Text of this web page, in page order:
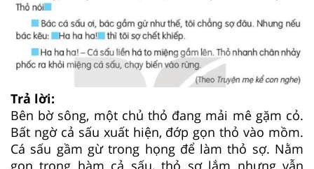
Trả lời:
Bên bờ sông, một chủ thỏ đang mải mê gặm cỏ.
Bất ngờ cả sấu xuất hiện, đớp gọn thỏ vào mồm.
Cá sấu gầm gừ trong họng để làm thỏ sợ. Nằm
gọn trong hàm cả sấu, thỏ sợ lắm nhưng vẫn